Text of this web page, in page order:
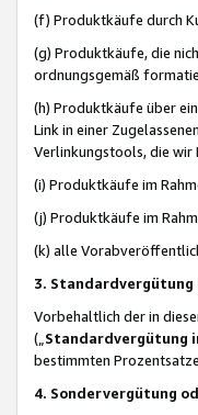
(f) Produktkäufe durch
(g) Produktkäufe, die
ordnungsgemäß
(h) Produktkäufe über
Link in einer
Verlinkungstools, die wir
(i) Produktkäufe im
(j) Produktkäufe im
(k) alle
3. Standardvergütung
Vorbehaltlich der in
(„ Standardvergütung
bestimmten
4. Sondervergütung